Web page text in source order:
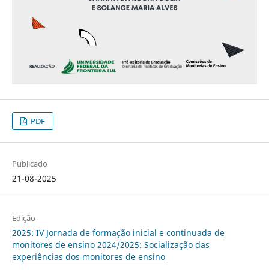
PDF
Publicado
21-08-2025
Edição
2025: IV Jornada de formação inicial e continuada de
monitores de ensino 2024/2025: Socialização das
experiências dos monitores de ensino